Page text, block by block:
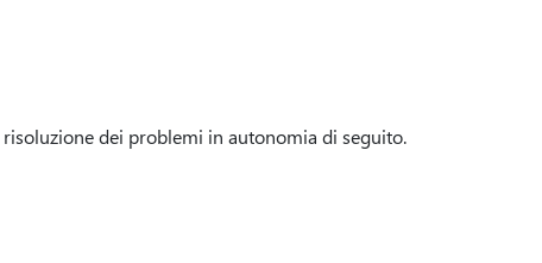
dei problemi in autonomia di seguito.